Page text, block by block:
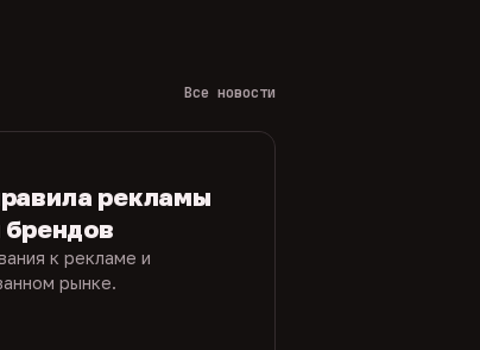
Все новости
рекламы
брендов
к рекламе и
рынке.